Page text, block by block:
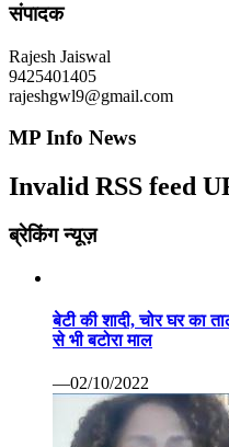
संपादक
Rajesh Jaiswal
9425401405
rajeshgwl9@gmail.com
MP Info News
Invalid RSS feed
ब्रेकिंग न्यूज़
बेटी की शादी, चोर घर का
से भी बटोरा माल
—02/10/2022